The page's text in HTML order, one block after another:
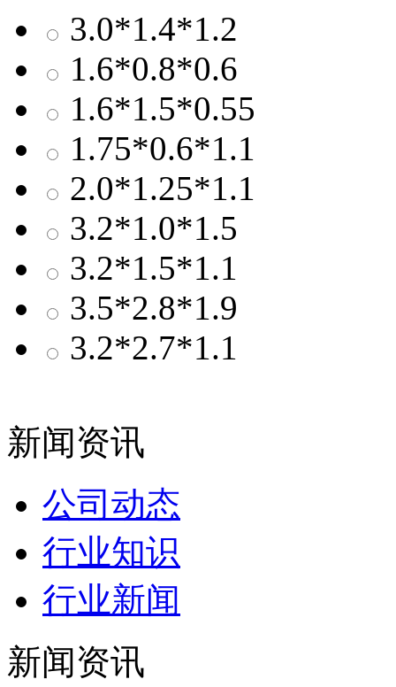
3.0*1.4*1.2
1.6*0.8*0.6
1.6*1.5*0.55
1.75*0.6*1.1
2.0*1.25*1.1
3.2*1.0*1.5
3.2*1.5*1.1
3.5*2.8*1.9
3.2*2.7*1.1
新闻资讯
公司动态
行业知识
行业新闻
新闻资讯